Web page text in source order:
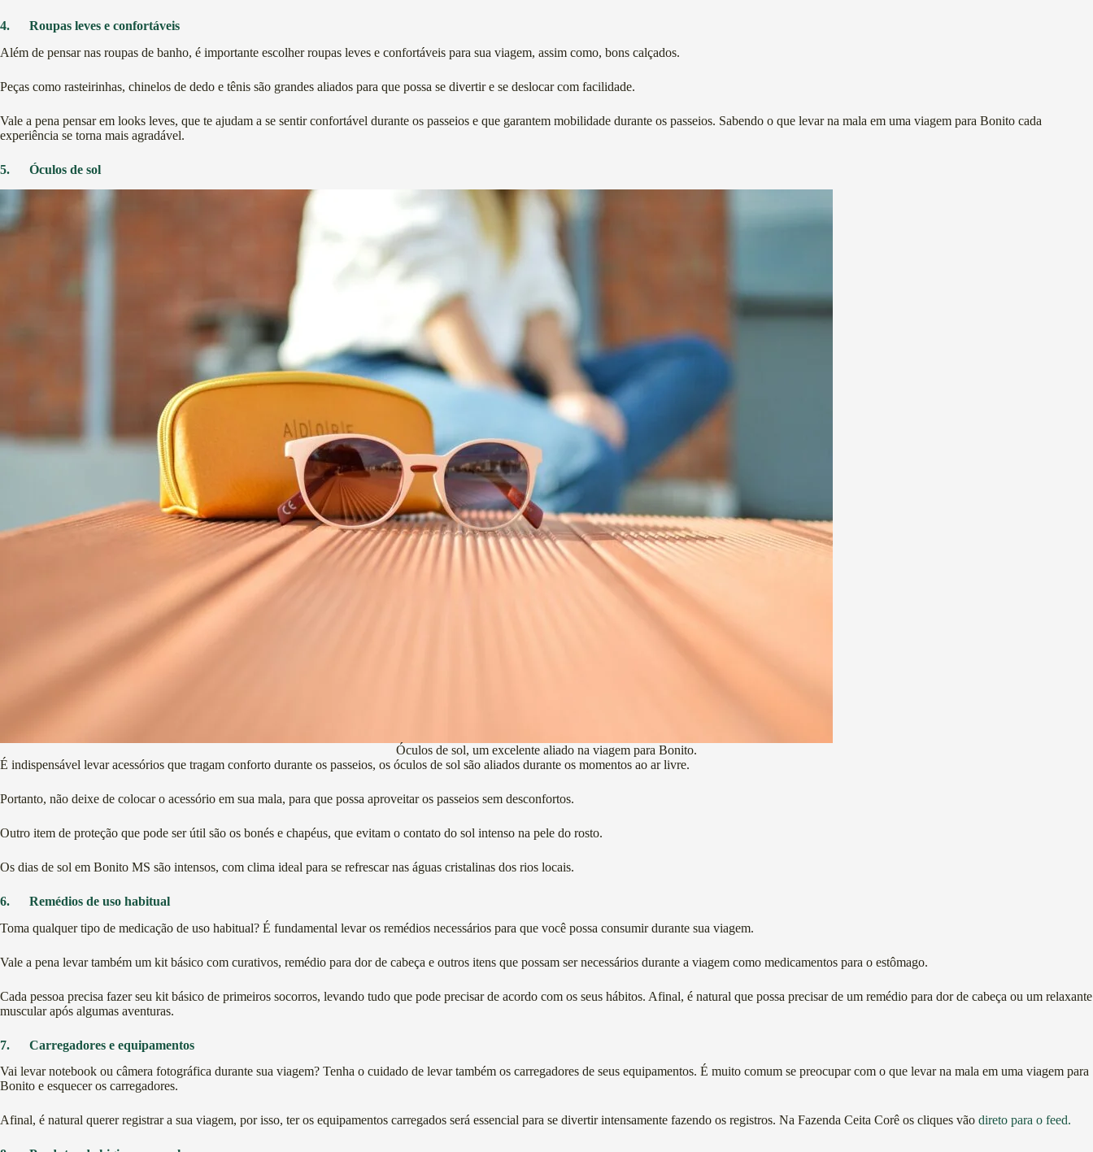
4.
Roupas leves e confortáveis
Além de pensar nas roupas de banho, é importante escolher roupas leves e confortáveis para sua viagem, assim como, bons calçados.
Peças como rasteirinhas, chinelos de dedo e tênis são grandes aliados para que possa se divertir e se deslocar com facilidade.
Vale a pena pensar em looks leves, que te ajudam a se sentir confortável durante os passeios e que garantem mobilidade durante os passeios. Sabendo o que levar na mala em uma viagem para Bonito cada
experiência se torna mais agradável.
5. Óculos de sol
Óculos de sol, um excelente aliado na viagem para Bonito.
É indispensável levar acessórios que tragam conforto durante os passeios, os óculos de sol são aliados durante os momentos ao ar livre.
Portanto, não deixe de colocar o acessório em sua mala, para que possa aproveitar os passeios sem desconfortos.
Outro item de proteção que pode ser útil são os bonés e chapéus, que evitam o contato do sol intenso na pele do rosto.
Os dias de sol em Bonito MS são intensos, com clima ideal para se refrescar nas águas cristalinas dos rios locais.
6.
Remédios de uso habitual
Toma qualquer tipo de medicação de uso habitual? É fundamental levar os remédios necessários para que você possa consumir durante sua viagem.
Vale a pena levar também um kit básico com curativos, remédio para dor de cabeça e outros itens que possam ser necessários durante a viagem como medicamentos para o estômago.
Cada pessoa precisa fazer seu kit básico de primeiros socorros, levando tudo que pode precisar de acordo com os seus hábitos. Afinal, é natural que possa precisar de um remédio para dor de cabeça ou um relaxante
muscular após algumas aventuras.
7.
Carregadores e equipamentos
Vai levar notebook ou câmera fotográfica durante sua viagem? Tenha o cuidado de levar também os carregadores de seus equipamentos. É muito comum se preocupar com o que levar na mala em uma viagem para
Bonito e esquecer os carregadores.
Afinal, é natural querer registrar a sua viagem, por isso, ter os equipamentos carregados será essencial para se divertir intensamente fazendo os registros. Na Fazenda Ceita Corê os cliques vão direto para o feed.